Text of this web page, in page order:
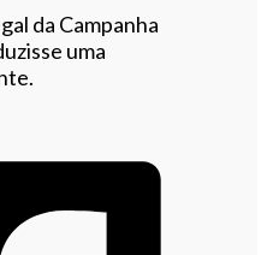
da Campanha
uma